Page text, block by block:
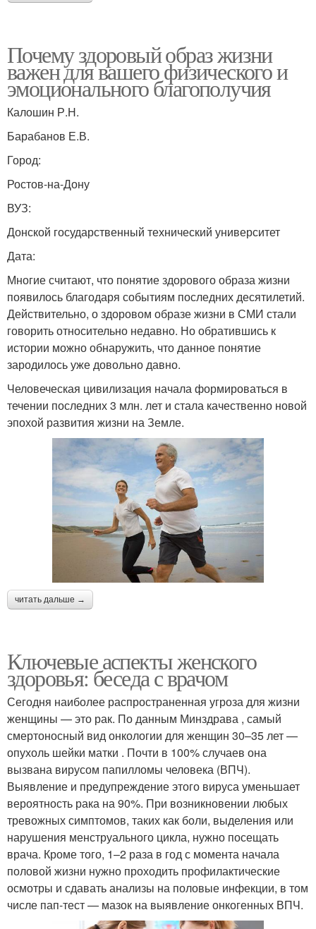
Почему здоровый образ жизни
важен для вашего физического и
эмоционального благополучия
Калошин Р.Н.
Барабанов Е.В.
Город:
Ростов-на-Дону
ВУЗ:
Донской государственный технический университет
Дата:
Многие считают, что понятие здорового образа жизни
появилось благодаря событиям последних десятилетий.
Действительно, о здоровом образе жизни в СМИ стали
говорить относительно недавно. Но обратившись к
истории можно обнаружить, что данное понятие
зародилось уже довольно давно.
Человеческая цивилизация начала формироваться в
течении последних 3 млн. лет и стала качественно новой
эпохой развития жизни на Земле.
читать дальше →
Ключевые аспекты женского
здоровья: беседа с врачом
Сегодня наиболее распространенная угроза для жизни
женщины — это рак. По данным Минздрава , самый
смертоносный вид онкологии для женщин 30–35 лет —
опухоль шейки матки . Почти в 100% случаев она
вызвана вирусом папилломы человека (ВПЧ).
Выявление и предупреждение этого вируса уменьшает
вероятность рака на 90%. При возникновении любых
тревожных симптомов, таких как боли, выделения или
нарушения менструального цикла, нужно посещать
врача. Кроме того, 1–2 раза в год с момента начала
половой жизни нужно проходить профилактические
осмотры и сдавать анализы на половые инфекции, в том
числе пап-тест — мазок на выявление онкогенных ВПЧ.